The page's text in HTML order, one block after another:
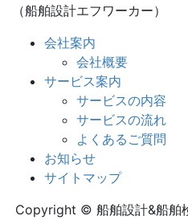
（船舶設計エフワーカー）
会社案内
会社概要
サービス案内
サービスの内容
サービスの流れ
よくあるご質問
お知らせ
サイトマップ
Copyright © 船舶設計&船舶